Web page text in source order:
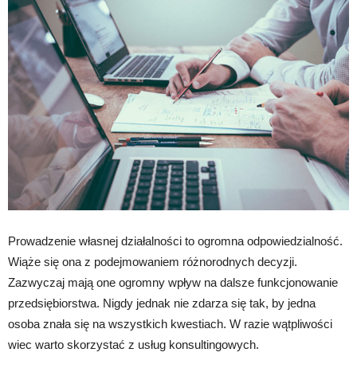
Prowadzenie własnej działalności to ogromna odpowiedzialność.
Wiąże się ona z podejmowaniem różnorodnych decyzji.
Zazwyczaj mają one ogromny wpływ na dalsze funkcjonowanie
przedsiębiorstwa. Nigdy jednak nie zdarza się tak, by jedna
osoba znała się na wszystkich kwestiach. W razie wątpliwości
wiec warto skorzystać z usług konsultingowych.